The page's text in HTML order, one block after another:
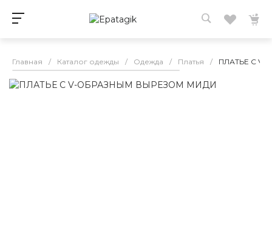
Главная / Каталог одежды / Одежда / Платья / ПЛАТЬЕ С